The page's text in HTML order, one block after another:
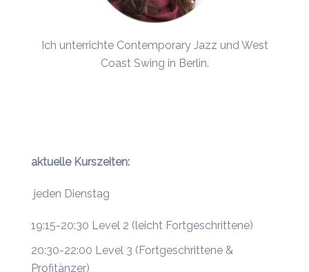
Ich unterrichte Contemporary Jazz undWest
Coast Swing in Berlin.
aktuelle Kurszeiten:
jeden Dienstag
19:15-20:30 Level 2 (leicht Fortgeschrittene)
20:30-22:00 Level 3 (Fortgeschrittene &
Profitänzer)